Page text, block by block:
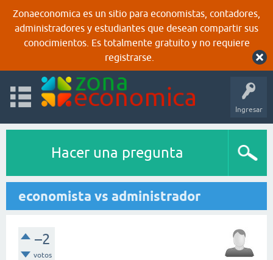
Zonaeconomica es un sitio para economistas, contadores,
administradores y estudiantes que desean compartir sus
conocimientos. Es totalmente gratuito y no requiere
registrarse.
Ingresar
Hacer una pregunta
economista vs administrador
–2
votos